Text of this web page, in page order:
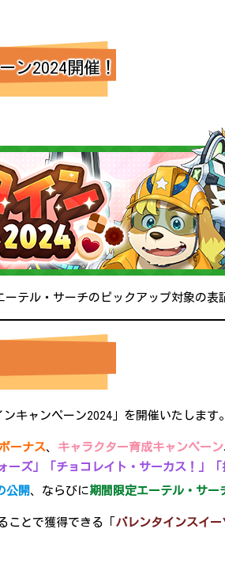
ン2024開催！
テル・サーチのピックアップ対象の表
ャンペーン2024」を開催いたします。
ーナス、 キャラクター育成キャンペーン
ーズ」「チョコレイト・サーカス！」
公開 、ならびに期間限定エーテル・サー
ことで獲得できる「 バレンタインスイー